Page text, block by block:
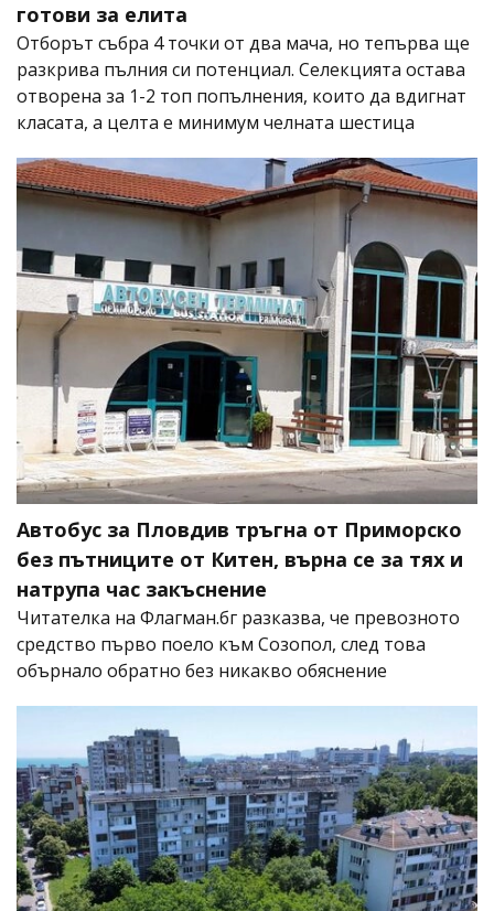
готови за елита
Отборът събра 4 точки от два мача, но тепърва ще
разкрива пълния си потенциал. Селекцията остава
отворена за 1-2 топ попълнения, които да вдигнат
класата, а целта е минимум челната шестица
Автобус за Пловдив тръгна от Приморско
без пътниците от Китен, върна се за тях и
натрупа час закъснение
Читателка на Флагман.бг разказва, че превозното
средство първо поело към Созопол, след това
обърнало обратно без никакво обяснение